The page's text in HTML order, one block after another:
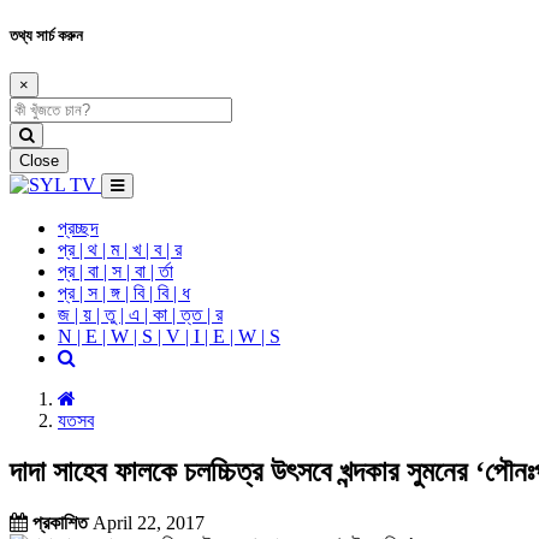
তথ্য সার্চ করুন
×
Close
প্রচ্ছদ
প্র | থ | ম | খ | ব | র
প্র | বা | স | বা | র্তা
প্র | স | ঙ্গ | বি | বি | ধ
জ | য় | তু | এ | কা | ত্ত | র
N | E | W | S | V | I | E | W | S
যতসব
দাদা সাহেব ফালকে চলচ্চিত্র উৎসবে খন্দকার সুমনের
প্রকাশিতApril 22, 2017